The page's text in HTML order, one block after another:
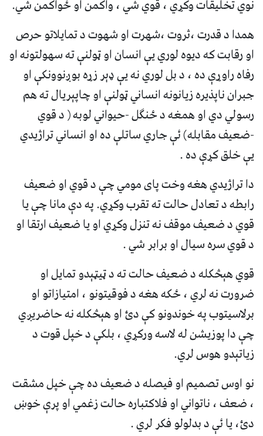
نوي تخليقات وکړي ، قوي شي ، واکمن او ځواکمن شي.
همدا د قدرت ،ثروت ،شهرت او شهوت د تمايلاتو حرص
او رقابت که ديوه لوري يې انسان او ټولنې ته سهولتونه او
رفاه راوړې ده ، د بل لوري نه يې ډېر زړه بوږنوونکې او
جبران ناپذيره زيانونه انساني ټولنې او چاپېريال ته هم
رسولي دي او همغه د ځنګل -حيواني لوبه ( د قوي
-ضعيف مقابله) ئې جاري ساتلې ده او انساني تراژيدي
يې خلق کړې ده .
دا تراژيدي هغه وخت پای مومي چې د قوي او ضعيف
رابطه د تعادل حالت ته تقرب وکړي. په دې مانا چې يا
قوي د ضعيف موقف نه تنزل وکړي او يا ضعيف ارتقا او
د قوي سره سيال او برابر شي .
قوي هېڅکله د ضعيف حالت ته د ټيټېدو تمايل او
ضرورت نه لري ، ځکه هغه د فوقيتونو ، امتيازاتو او
برلاسيتوب په خوندونو کې دئ او هېڅکله نه حاضريږي
چې دا پوزيشن له لاسه ورکړي ، بلکې د خپل قوت د
زياتېدو هوس لري.
نو اوس تصميم او فيصله د ضعيف ده چې خپل مشقت
، ضعف ، ناتواني او فلاکتباره حالت زغمي او پرې خوښ
دئ، يا ئې د بدلولو فکر لري .